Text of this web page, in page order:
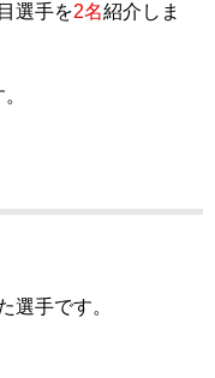
選手を2名紹介しま
選手です。